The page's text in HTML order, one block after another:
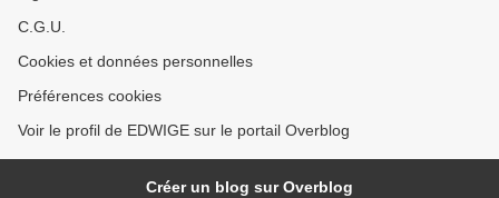
C.G.U.
Cookies et données personnelles
Préférences cookies
Voir le profil de EDWIGE sur le portail Overblog
Créer un blog sur Overblog